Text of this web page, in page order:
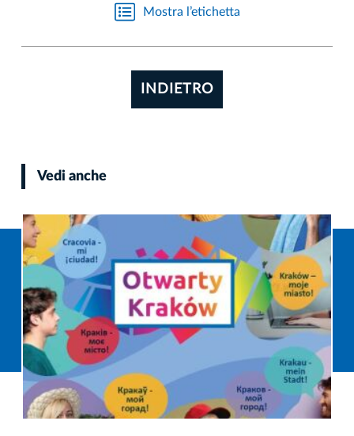
Mostra l’etichetta
INDIETRO
Vedi anche